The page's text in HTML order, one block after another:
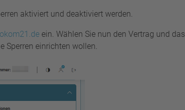
aktiviert und deaktiviert werden.
ein. Wählen Sie nun den Vertrag und das
Sperren einrichten wollen.